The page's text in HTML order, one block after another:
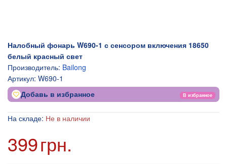
Налобный фонарь W690-1 с сенсором включения 18650
белый красный свет
Производитель: Bailong
Артикул: W690-1
Добавь в избранное В избранное
На складе: Не в наличии
399грн.